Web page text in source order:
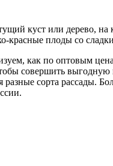
куст или дерево,
красные плоды со
как по оптовым
совершить
сорта рассады.